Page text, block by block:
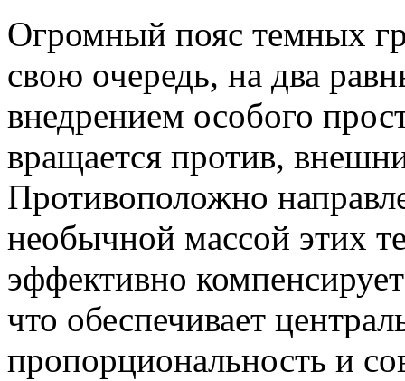
Огромный пояс темных
свою очередь, на два
внедрением особого
вращается против,
Противоположно
необычной массой этих
эффективно
что обеспечивает
пропорциональность и